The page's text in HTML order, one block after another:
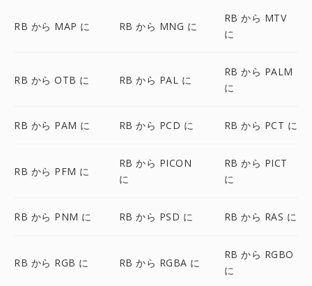
RB から MAP に RB から MNG に
RB から MTV
に
RB から OTB に RB から PAL に
RB から PALM
に
RB から PAM に RB から PCD に RB から PCT に
RB から PFM に
RB から PICON
に
RB から PICT
に
RB から PNM に RB から PSD に RB から RAS に
RB から RGB に RB から RGBA に
RB から RGBO
に